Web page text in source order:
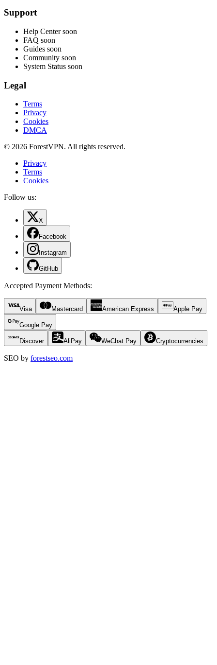
Support
Help Center soon
FAQ soon
Guides soon
Community soon
System Status soon
Legal
Terms
Privacy
Cookies
DMCA
© 2026 ForestVPN. All rights reserved.
Privacy
Terms
Cookies
Follow us:
X
Facebook
Instagram
GitHub
Accepted Payment Methods:
Visa Mastercard American Express Apple Pay
Google Pay
Discover AliPay WeChat Pay Cryptocurrencies
SEO by forestseo.com